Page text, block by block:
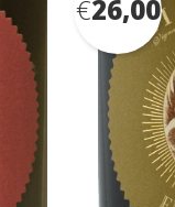
€26,00